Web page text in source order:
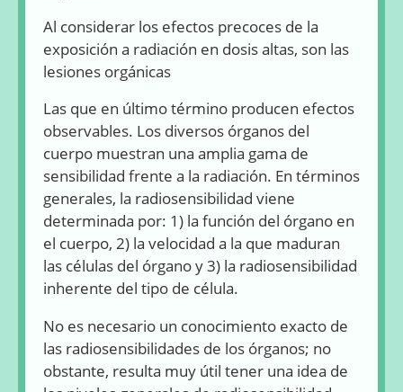
Al considerar los efectos precoces de la
exposición a radiación en dosis altas, son las
lesiones orgánicas
Las que en último término producen efectos
observables. Los diversos órganos del
cuerpo muestran una amplia gama de
sensibilidad frente a la radiación. En términos
generales, la radiosensibilidad viene
determinada por: 1) la función del órgano en
el cuerpo, 2) la velocidad a la que maduran
las células del órgano y 3) la radiosensibilidad
inherente del tipo de célula.
No es necesario un conocimiento exacto de
las radiosensibilidades de los órganos; no
obstante, resulta muy útil tener una idea de